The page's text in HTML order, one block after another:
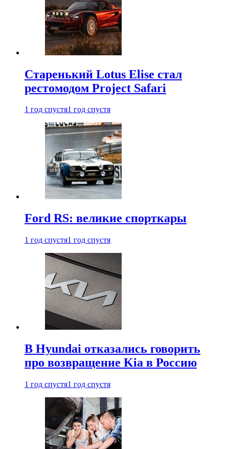
Старенький Lotus Elise стал
рестомодом Project Safari
1 год спустя1 год спустя
Ford RS: великие спорткары
1 год спустя1 год спустя
В Hyundai отказались говорить
про возвращение Kia в Россию
1 год спустя1 год спустя